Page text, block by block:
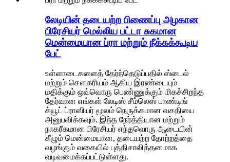
லேடியின் தடையற்ற பிணைப்பு அழகான
பிரேசியர் மெல்லிய பட்டா சுகமான
மென்மையான ப்ரா மற்றும் நீக்கக்கூடிய
பேட்
உள்ளாடைகளைத் தேர்ந்தெடுப்பதில் ஸ்டைல் ​​
மற்றும் சௌகரியம் ஆகிய இரண்டையும்
மதிக்கும் ஒவ்வொரு பெண்ணுக்கும் மிகச்சிறந்த
தேர்வான எங்கள் லேடிஸ் சீம்லெஸ் பாண்டிங்
க்யூட் ப்ராஸியர் மூலம் நெருக்கமான வசதியை
அனுபவிக்கவும். இந்த நேர்த்தியான மற்றும்
நாகரீகமான பிரேசியர் எந்தவொரு ஆடையின்
கீழும் மென்மையான, தடையற்ற தோற்றத்தை
வழங்கும் வகையில் புத்திசாலித்தனமாக
வடிவமைக்கப்பட்டுள்ளது.